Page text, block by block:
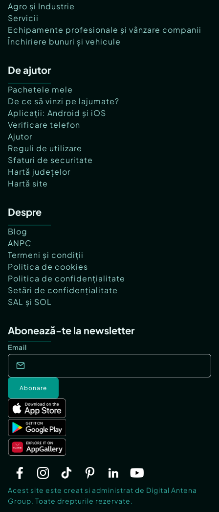
Agro și Industrie
Servicii
Echipamente profesionale și vânzare companii
Închiriere bunuri și vehicule
De ajutor
Pachetele mele
De ce să vinzi pe lajumate?
Aplicații: Android și iOS
Verificare telefon
Ajutor
Reguli de utilizare
Sfaturi de securitate
Hartă județelor
Hartă site
Despre
Blog
ANPC
Termeni și condiții
Politica de cookies
Politica de confidențialitate
Setări de confidențialitate
SAL și SOL
Abonează-te la newsletter
Email
Abonare
Acest site este creat si administrat de Digital Antena
Group. Toate drepturile rezervate.